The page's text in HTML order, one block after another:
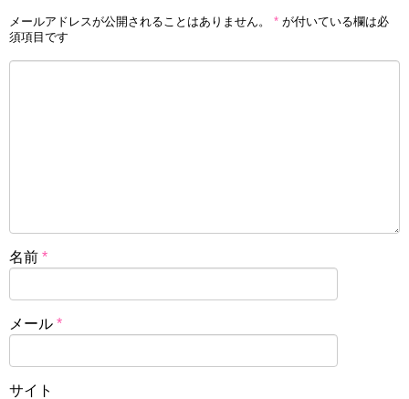
メールアドレスが公開されることはありません。 * が付いている欄は必
須項目です
名前 *
メール *
サイト